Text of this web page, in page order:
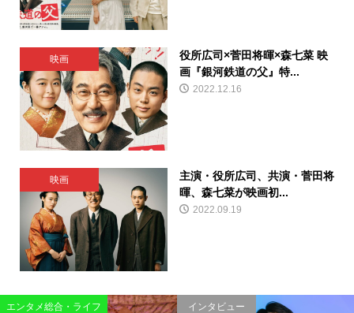
映画
役所広司×菅田将暉×森七菜 映
画『銀河鉄道の父』特...
2022.12.16
映画
主演・役所広司、共演・菅田将
暉、森七菜が映画初...
2022.09.19
エンタメ総合・ライフ インタビュー